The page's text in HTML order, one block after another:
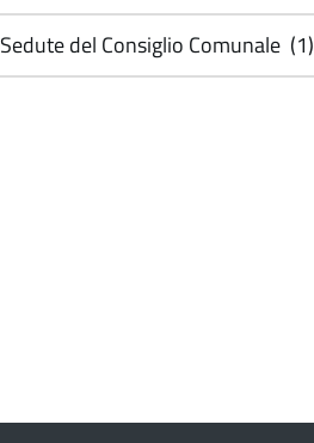
Sedute del Consiglio Comunale (1)